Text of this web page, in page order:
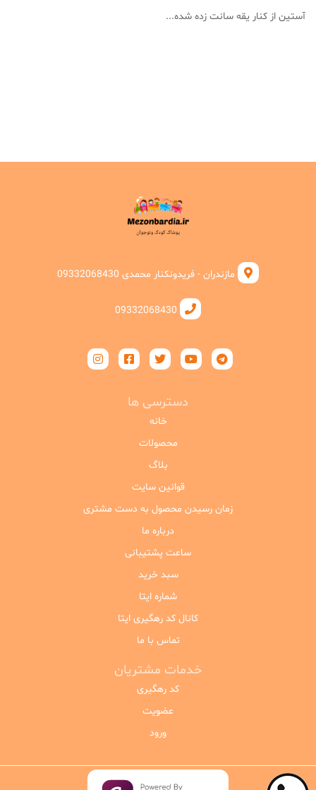
آستین از کنار یقه سانت زده شده...
مازندران - فریدونکنار محمدی 09332068430
09332068430
دسترسی ها
خانه
محصولات
بلاگ
قوانین سایت
زمان رسیدن محصول به دست مشتری
درباره ما
ساعت پشتیبانی
سبد خرید
شماره ایتا
کانال کد رهگیری ایتا
تماس با ما
خدمات مشتریان
کد رهگیری
عضویت
ورود